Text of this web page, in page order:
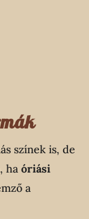
színek is, de
haóriási
a